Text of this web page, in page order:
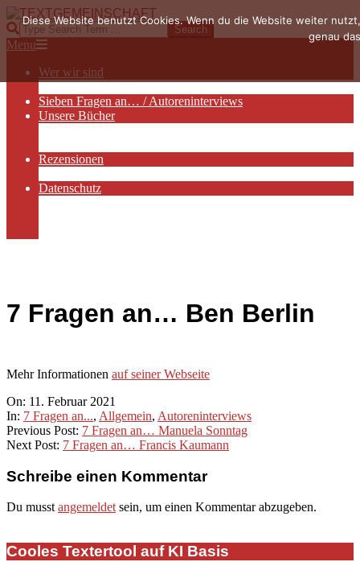
Skip
to
content
TEXTGEMEINSCHAFT
Search
Primary
Menu
Menu
Wer wir sind
Die Hauptakteurinnen
Sieben Fragen an… / Autoreninterviews
Unsere Bücher
Rezensionen
Datenschutz
7 Fragen an… Ben Berlin
Mehr Informationen auf seiner Webseite
2021-
02-
11
On: 11. Februar 2021
In: 7 Fragen an..., Allgemein, Autoreninterviews
Previous Post: 7 Fragen an… Manuela Sonntag
Next Post: 7 Fragen an… Francis Kaumann
Schreibe einen Kommentar
Du musst angemeldet sein, um einen Kommentar abzugeben.
Cooles Textertool auf KI Basis
Diese Website benutzt Cookies. Wenn du die Website weiter
genau